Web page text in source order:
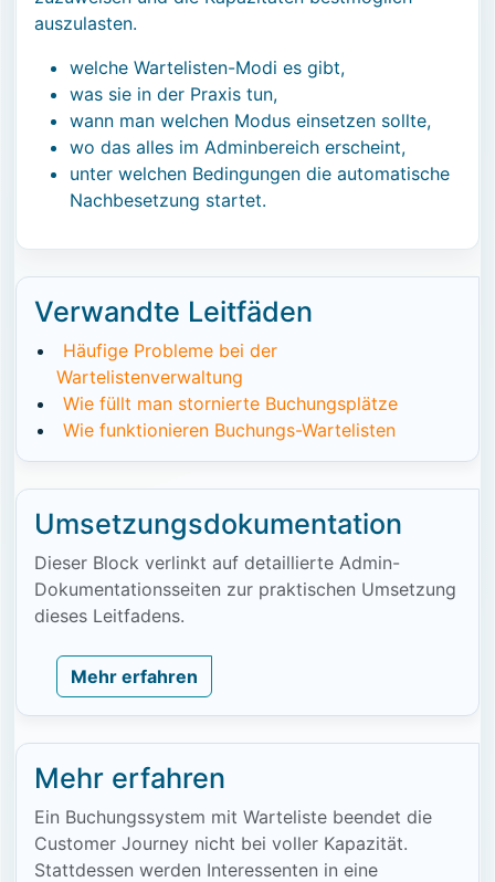
auszulasten.
welche Wartelisten-Modi es gibt,
was sie in der Praxis tun,
wann man welchen Modus einsetzen sollte,
wo das alles im Adminbereich erscheint,
unter welchen Bedingungen die automatische
Nachbesetzung startet.
Verwandte Leitfäden
Häufige Probleme bei der
Wartelistenverwaltung
Wie füllt man stornierte Buchungsplätze
Wie funktionieren Buchungs-Wartelisten
Umsetzungsdokumentation
Dieser Block verlinkt auf detaillierte Admin-
Dokumentationsseiten zur praktischen Umsetzung
dieses Leitfadens.
Mehr erfahren
Mehr erfahren
Ein Buchungssystem mit Warteliste beendet die
Customer Journey nicht bei voller Kapazität.
Stattdessen werden Interessenten in eine